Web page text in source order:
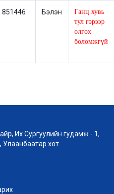
851446 Бэлэн
Ганц хувь
тул гэрээр
олгох
боломжгүй
Их Сургуулийн гудамж - 1,
Улаанбаатар хот